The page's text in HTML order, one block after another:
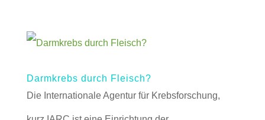
Darmkrebs durch Fleisch?
Die Internationale Agentur für Krebsforschung,